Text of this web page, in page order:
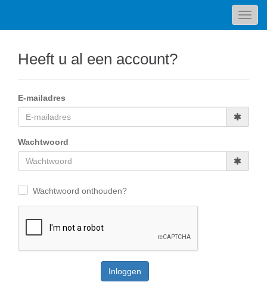
Heeft u al een account?
E-mailadres
Wachtwoord
Wachtwoord onthouden?